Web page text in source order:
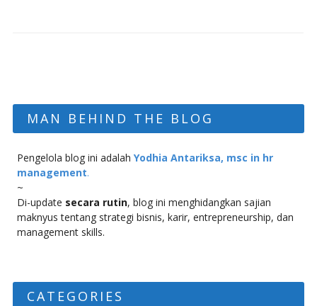
MAN BEHIND THE BLOG
Pengelola blog ini adalah Yodhia Antariksa, msc in hr
management.
~
Di-update secara rutin, blog ini menghidangkan sajian
maknyus tentang strategi bisnis, karir, entrepreneurship, dan
management skills.
CATEGORIES